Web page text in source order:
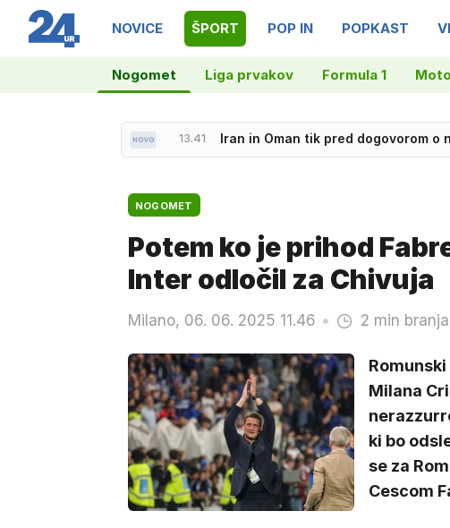
NOVICE ŠPORT POP IN POPKAST
Nogomet Liga prvakov Formula 1
13.41 Iran in Oman tik pred dogovorom o
13.26 Znano, kdo je bil v vozilu s
NOGOMET
Potem ko je prihod
Inter odločil za Chivuja
Milano, 06. 06. 2025 11.46 2 min branja
Milana
ki bo
se za
Cescom